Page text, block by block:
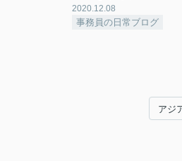
2020.12.08
事務員の日常ブログ
アジ